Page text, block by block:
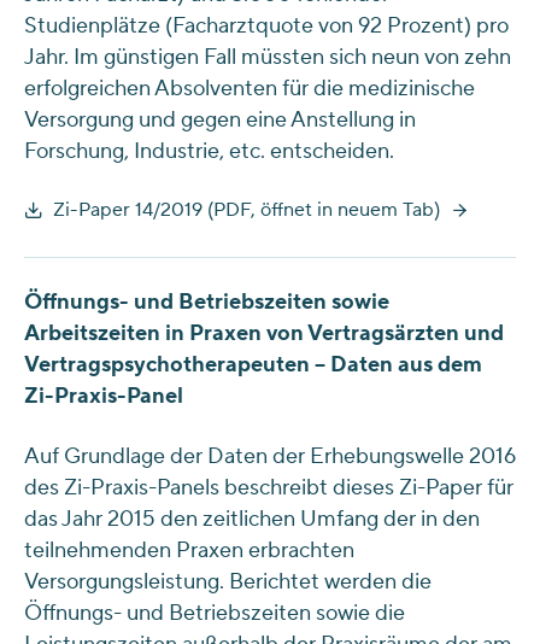
Studienplätze (Facharztquote von 92 Prozent) pro
Jahr. Im günstigen Fall müssten sich neun von zehn
erfolgreichen Absolventen für die medizinische
Versorgung und gegen eine Anstellung in
Forschung, Industrie, etc. entscheiden.
Zi-Paper 14/2019 (PDF, öffnet in neuem Tab)
Öffnungs- und Betriebszeiten sowie
Arbeitszeiten in Praxen von Vertragsärzten und
Vertragspsychotherapeuten – Daten aus dem
Zi-Praxis-Panel
Auf Grundlage der Daten der Erhebungswelle 2016
des Zi-Praxis-Panels beschreibt dieses Zi-Paper für
das Jahr 2015 den zeitlichen Umfang der in den
teilnehmenden Praxen erbrachten
Versorgungsleistung. Berichtet werden die
Öffnungs- und Betriebszeiten sowie die